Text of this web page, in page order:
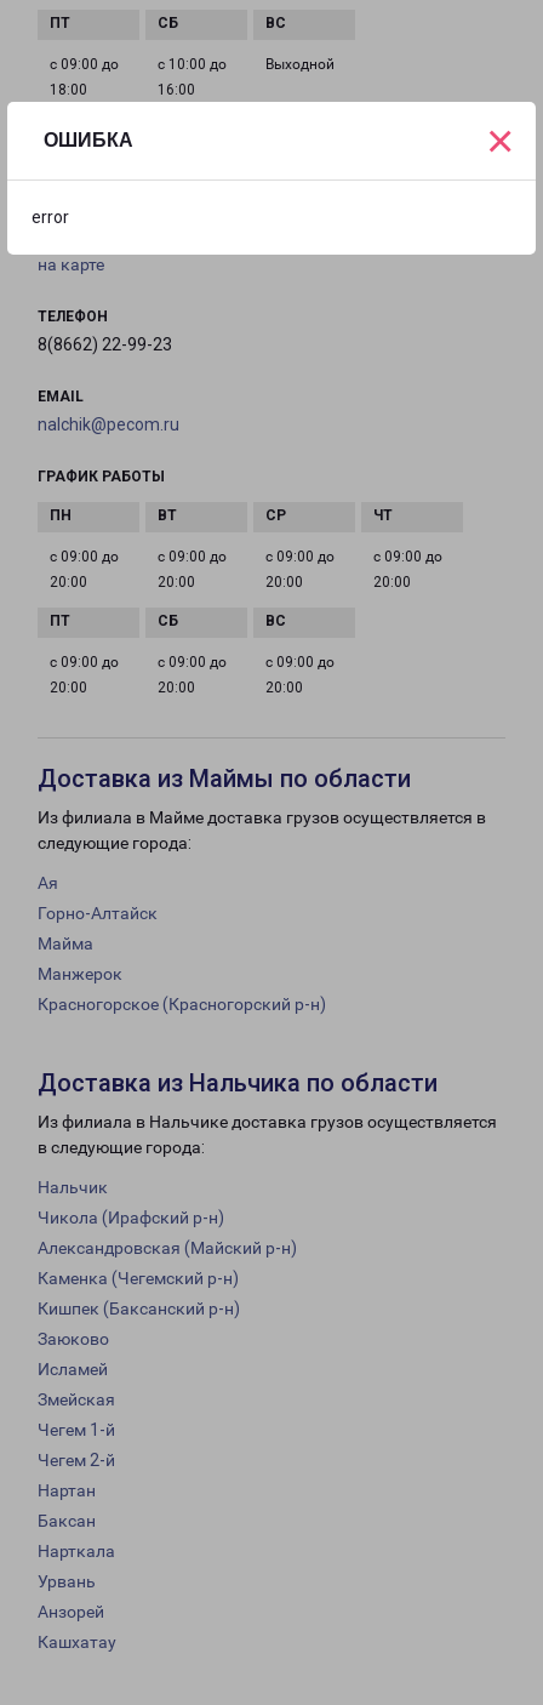
ОШИБКА
error
×
с 09:00 до
18:00
с 10:00 до
16:00
Выходной
НАЛЬЧИК ПРОСПЕКТ ЛЕНИНА 48
город Нальчик, проспект Ленина, 48
на карте
ТЕЛЕФОН
8(8662) 22-99-23
EMAIL
nalchik@pecom.ru
ГРАФИК РАБОТЫ
с 09:00 до
20:00
с 09:00 до
20:00
с 09:00 до
20:00
с 09:00 до
20:00
с 09:00 до
20:00
с 09:00 до
20:00
с 09:00 до
20:00
Доставка из Маймы по области
Из филиала в Майме доставка грузов осуществляется в
следующие города:
Ая
Горно-Алтайск
Майма
Манжерок
Красногорское (Красногорский р-н)
Доставка из Нальчика по области
Из филиала в Нальчике доставка грузов осуществляется
в следующие города:
Нальчик
Чикола (Ирафский р-н)
Александровская (Майский р-н)
Каменка (Чегемский р-н)
Кишпек (Баксанский р-н)
Заюково
Исламей
Змейская
Чегем 1-й
Чегем 2-й
Нартан
Баксан
Нарткала
Урвань
Анзорей
Кашхатау